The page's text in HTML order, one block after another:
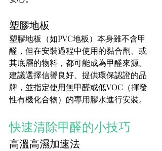
塑膠地板
塑膠地板（如PVC地板）本身雖不含甲
醛，但在安裝過程中使用的黏合劑、或
其底層的物料，都可能成為甲醛來源。
建議選擇信譽良好、提供環保認證的品
牌，並指定使用無甲醛或低VOC（揮發
性有機化合物）的專用膠水進行安裝。
快速清除甲醛的小技巧
高溫高濕加速法